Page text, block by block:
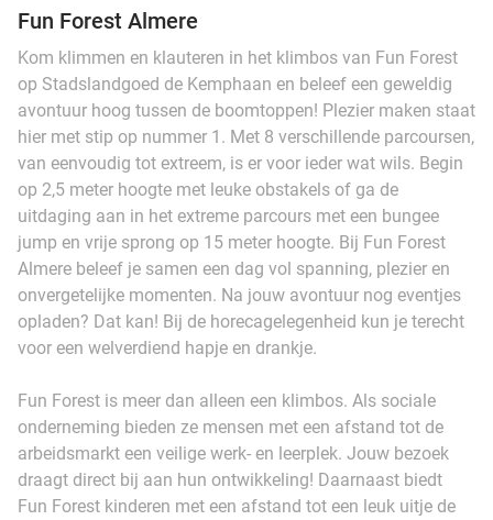
Fun Forest Almere
Kom klimmen en klauteren in het klimbos van Fun Forest
op Stadslandgoed de Kemphaan en beleef een geweldig
avontuur hoog tussen de boomtoppen! Plezier maken staat
hier met stip op nummer 1. Met 8 verschillende parcoursen,
van eenvoudig tot extreem, is er voor ieder wat wils. Begin
op 2,5 meter hoogte met leuke obstakels of ga de
uitdaging aan in het extreme parcours met een bungee
jump en vrije sprong op 15 meter hoogte. Bij Fun Forest
Almere beleef je samen een dag vol spanning, plezier en
onvergetelijke momenten. Na jouw avontuur nog eventjes
opladen? Dat kan! Bij de horecagelegenheid kun je terecht
voor een welverdiend hapje en drankje.
Fun Forest is meer dan alleen een klimbos. Als sociale
onderneming bieden ze mensen met een afstand tot de
arbeidsmarkt een veilige werk- en leerplek. Jouw bezoek
draagt direct bij aan hun ontwikkeling! Daarnaast biedt
Fun Forest kinderen met een afstand tot een leuk uitje de